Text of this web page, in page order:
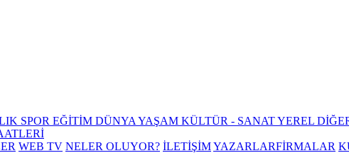
SPOR EĞİTİM DÜNYA YAŞAM KÜLTÜR - SANATYEREL
WEB TV NELER OLUYOR? İLETİŞİMYAZARLARFİRMALAR